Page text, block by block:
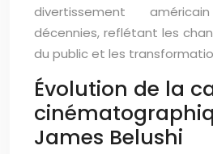
divertissement
décennies, reflétant les
du public et les
Évolution de la
James Belushi